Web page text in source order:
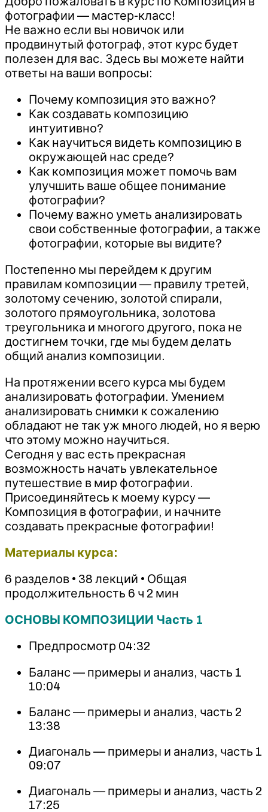
фотографии — мастер-класс!
Не важно если вы новичок или
продвинутый фотограф, этот курс будет
полезен для вас. Здесь вы можете найти
ответы на ваши вопросы:
Почему композиция это важно?
Как создавать композицию
интуитивно?
Как научиться видеть композицию в
окружающей нас среде?
Как композиция может помочь вам
улучшить ваше общее понимание
фотографии?
Почему важно уметь анализировать
свои собственные фотографии, а также
фотографии, которые вы видите?
Постепенно мы перейдем к другим
правилам композиции — правилу третей,
золотому сечению, золотой спирали,
золотого прямоугольника, золотова
треугольника и многого другого, пока не
достигнем точки, где мы будем делать
общий анализ композиции.
На протяжении всего курса мы будем
анализировать фотографии. Умением
анализировать снимки к сожалению
обладают не так уж много людей, но я верю
что этому можно научиться.
Сегодня у вас есть прекрасная
возможность начать увлекательное
путешествие в мир фотографии.
Присоединяйтесь к моему курсу —
Композиция в фотографии, и начните
создавать прекрасные фотографии!
Материалы курса:
6 разделов • 38 лекций • Общая
продолжительность 6 ч 2 мин
ОСНОВЫ КОМПОЗИЦИИ Часть 1
Предпросмотр 04:32
Баланс — примеры и анализ, часть 1
10:04
Баланс — примеры и анализ, часть 2
13:38
Диагональ — примеры и анализ, часть 1
09:07
Диагональ — примеры и анализ, часть 2
17:25